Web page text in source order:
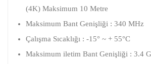
(4K) Maksimum 10 Metre
Maksimum Bant Genişliği : 340 MHz
Çalışma Sıcaklığı : -15° ~ + 55°C
Maksimum iletim Bant Genişliği : 3.4